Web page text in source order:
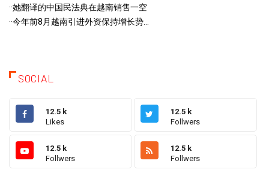
··她翻译的中国民法典在越南销售一空
··今年前8月越南引进外资保持增长势...
SOCIAL
12.5 k
Likes
12.5 k
Follwers
12.5 k
Follwers
12.5 k
Follwers